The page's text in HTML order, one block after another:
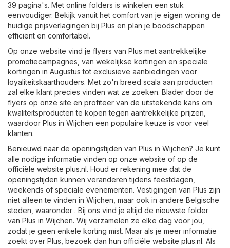
39 pagina's. Met online folders is winkelen een stuk
eenvoudiger. Bekijk vanuit het comfort van je eigen woning de
huidige prijsverlagingen bij Plus en plan je boodschappen
efficiënt en comfortabel.
Op onze website vind je flyers van Plus met aantrekkelijke
promotiecampagnes, van wekelijkse kortingen en speciale
kortingen in Augustus tot exclusieve aanbiedingen voor
loyaliteitskaarthouders. Met zo'n breed scala aan producten
zal elke klant precies vinden wat ze zoeken. Blader door de
flyers op onze site en profiteer van de uitstekende kans om
kwaliteitsproducten te kopen tegen aantrekkelijke prijzen,
waardoor Plus in Wijchen een populaire keuze is voor veel
klanten.
Benieuwd naar de openingstijden van Plus in Wijchen? Je kunt
alle nodige informatie vinden op onze website of op de
officiële website plus.nl. Houd er rekening mee dat de
openingstijden kunnen veranderen tijdens feestdagen,
weekends of speciale evenementen. Vestigingen van Plus zijn
niet alleen te vinden in Wijchen, maar ook in andere Belgische
steden, waaronder . Bij ons vind je altijd de nieuwste folder
van Plus in Wijchen. Wij verzamelen ze elke dag voor jou,
zodat je geen enkele korting mist. Maar als je meer informatie
zoekt over Plus, bezoek dan hun officiële website plus.nl. Als